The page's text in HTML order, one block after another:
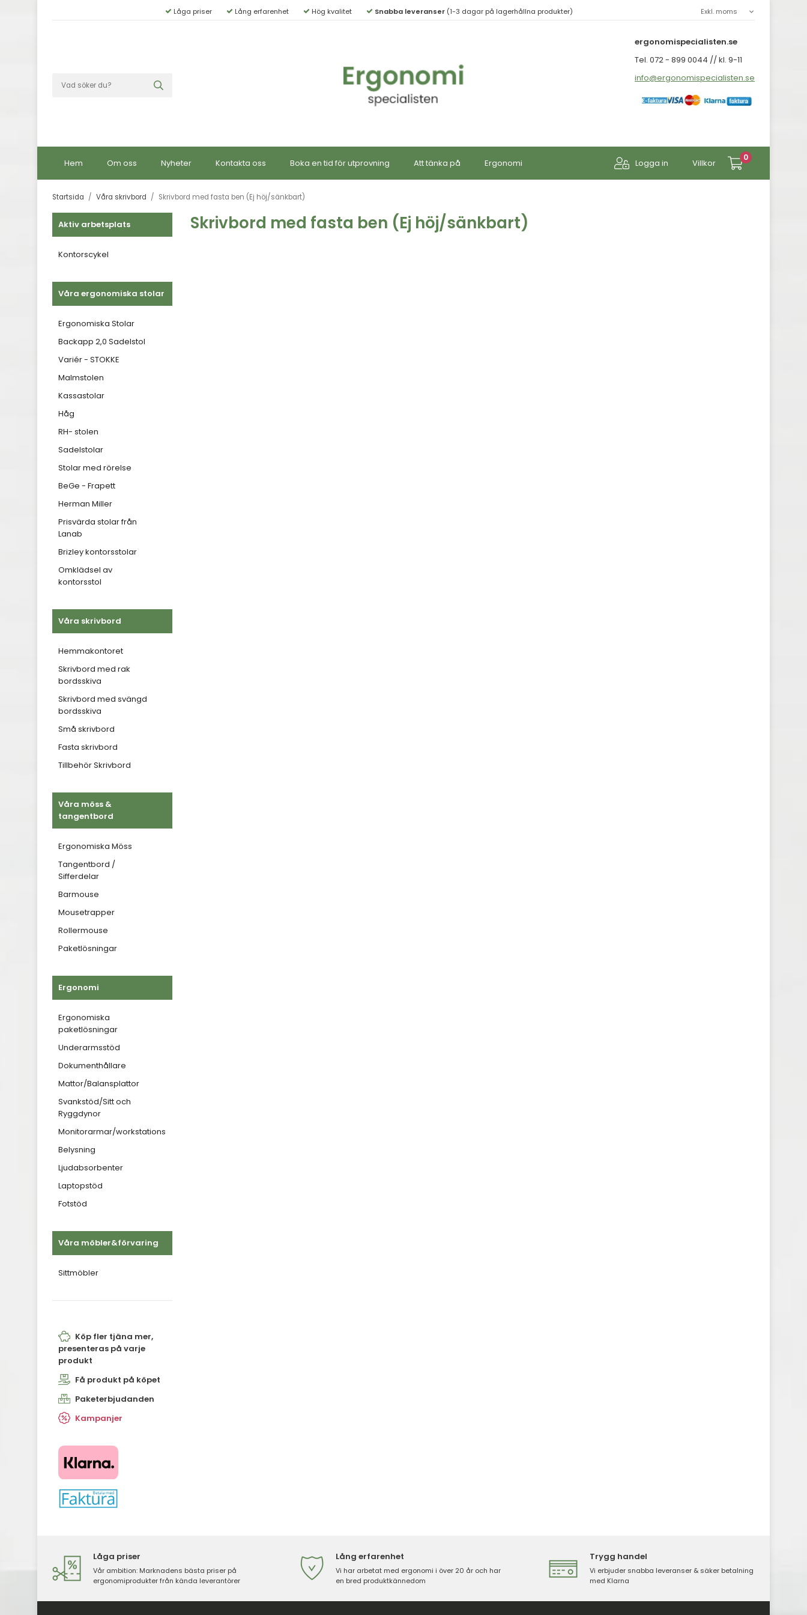
Låga priser Lång erfarenhet Hög kvalitet Snabba leveranser (1-3 dagar på lagerhållna produkter)
ergonomispecialisten.se
Tel. 072 - 899 0044 // kl. 9-11
info@ergonomispecialisten.se
Hem Om oss Nyheter Kontakta oss Boka en tid för utprovning Att tänka på Ergonomi Logga in Villkor 0
Startsida / Våra skrivbord / Skrivbord med fasta ben (Ej höj/sänkbart)
Aktiv arbetsplats
Kontorscykel
Våra ergonomiska stolar
Ergonomiska Stolar
Backapp 2,0 Sadelstol
Variér - STOKKE
Malmstolen
Kassastolar
Håg
RH- stolen
Sadelstolar
Stolar med rörelse
BeGe - Frapett
Herman Miller
Prisvärda stolar från
Lanab
Brizley kontorsstolar
Omklädsel av
kontorsstol
Våra skrivbord
Hemmakontoret
Skrivbord med rak
bordsskiva
Skrivbord med svängd
bordsskiva
Små skrivbord
Fasta skrivbord
Tillbehör Skrivbord
Våra möss &
tangentbord
Ergonomiska Möss
Tangentbord /
Sifferdelar
Barmouse
Mousetrapper
Rollermouse
Paketlösningar
Ergonomi
Ergonomiska
paketlösningar
Underarmsstöd
Dokumenthållare
Mattor/Balansplattor
Svankstöd/Sitt och
Ryggdynor
Monitorarmar/workstations
Belysning
Ljudabsorbenter
Laptopstöd
Fotstöd
Våra möbler&förvaring
Sittmöbler
Köp fler tjäna mer,
presenteras på varje
produkt
Få produkt på köpet
Paketerbjudanden
Kampanjer
Skrivbord med fasta ben (Ej höj/sänkbart)
Låga priser
Vår ambition: Marknadens bästa priser på
ergonomiprodukter från kända leverantörer
Lång erfarenhet
Vi har arbetat med ergonomi i över 20 år och har
en bred produktkännedom
Trygg handel
Vi erbjuder snabba leveranser & säker betalning
med Klarna